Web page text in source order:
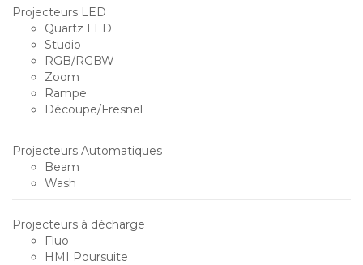
Projecteurs LED
Quartz LED
Studio
RGB/RGBW
Zoom
Rampe
Découpe/Fresnel
Projecteurs Automatiques
Beam
Wash
Projecteurs à décharge
Fluo
HMI Poursuite